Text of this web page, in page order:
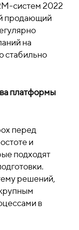
систем 2022
продающий
на
стабильно
платформы
перед
и
подходят
решений,
в